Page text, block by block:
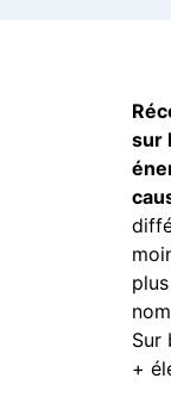
sur
Sur
+